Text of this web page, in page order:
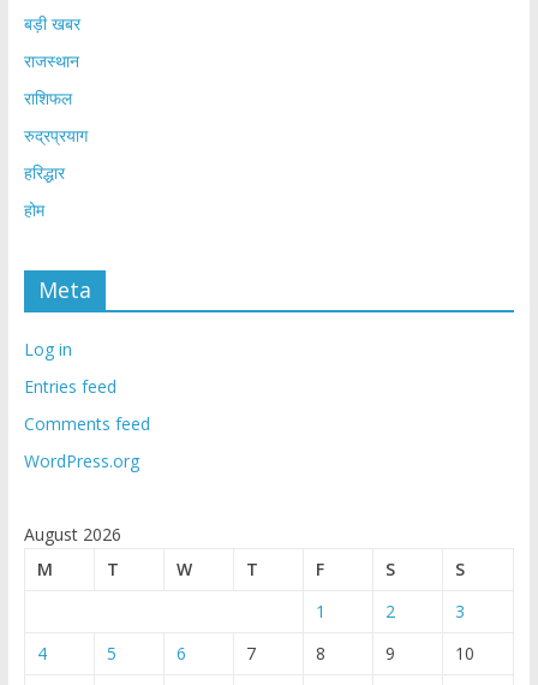
बड़ी खबर
राजस्थान
राशिफल
रुद्रप्रयाग
हरिद्धार
होम
Meta
Log in
Entries feed
Comments feed
WordPress.org
August 2026
M
T W T F S
S
1
2
3
4
5 6 7 8 9
10